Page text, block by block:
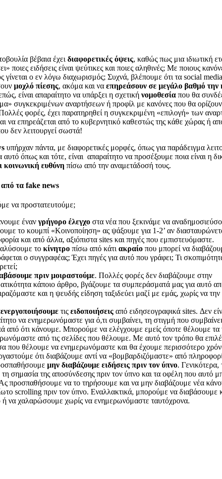
βέβαια έχειδιαφορετικές όψεις, καθώς πως μια ιδιωτική
ποιες ειδήσεις είναι ψεύτικες και ποιες αληθινές; Με ποιους
γίνεται ο εν λόγω διαχωρισμός; Συχνά, βλέπουμε ότι τα social
μοχλό πίεσης, ακόμα και να επηρεάσουν σε μεγάλο βαθμό την
είναι απαραίτητο να υπάρξει η σχετικήνομοθεσία που θα
συγκεκριμένων αναρτήσεων ή προφίλ με κανόνες που θα
φορές, έχει παρατηρηθεί η συγκεκριμένη «επιλογή» των
να επηρεάζεται από το κυβερνητικό καθεστώς της κάθε χώρας ή
δεν λειτουργεί σωστά!
υπήρχαν πάντα, με διαφορετικές μορφές, όπως για παράδειγμα
αυτό όπως και τότε, είναι απαραίτητο να προσέξουμε ποια είναι η
κοινωνική ευθύνη πίσω από την αναμετάδοσή τους.
τα fake news
να προστατευτούμε;
ένανγρήγορο έλεγχο στα νέα που ξεκινάμε να
το κουμπί «Κοινοποίηση» ας ψάξουμε για 1-2’ αν
και από άλλα, αξιόπιστα sites και πηγές που εμπιστευόμαστε.
τοκίνητρο πίσω από κάτιακραίο που μπορεί να
ο συγγραφέας; Έχει πηγές για αυτό που γράφει; Τι
πριν μοιραστούμε. Πολλές φορές δεν διαβάζουμε στην
κάποιο άρθρο, βγάζουμε τα συμπεράσματά μας για αυτό
και η ψευδής είδηση ταξιδεύει μαζί με εμάς, χωρίς να
τιςειδοποιήσειςαπό ειδησεογραφικά sites. Δεν
να ενημερωνόμαστε για ό,τι συμβαίνει, τη στιγμή που
από ότι κάνουμε. Μπορούμε να ελέγχουμε εμείς όποτε θέλουμε τα
από τις σελίδες που θέλουμε. Με αυτό τον τρόπο θα
που θέλουμε να ενημερωνόμαστε και θα έχουμε περισσότερο
ότι διαβάζουμε αντί να «βομβαρδιζόμαστε» από
μην διαβάζουμε ειδήσεις πριν τον ύπνο. Γενικότερα,
σημασία της αποσύνδεσης πριν τον ύπνο και τα οφέλη που αυτό
προσπαθήσουμε να το τηρήσουμε και να μην διαβάζουμε νέα
scrolling πριν τον ύπνο. Εναλλακτικά, μπορούμε να διαβάσουμε
ή να χαλαρώσουμε χωρίς να ενημερωνόμαστε ταυτόχρονα.